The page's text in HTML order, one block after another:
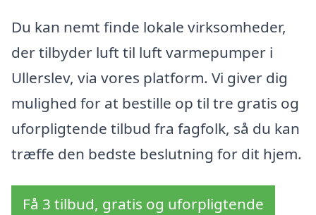
Du kan nemt finde lokale virksomheder,
der tilbyder luft til luft varmepumper i
Ullerslev, via vores platform. Vi giver dig
mulighed for at bestille op til tre gratis og
uforpligtende tilbud fra fagfolk, så du kan
træffe den bedste beslutning for dit hjem.
Få 3 tilbud, gratis og uforpligtende